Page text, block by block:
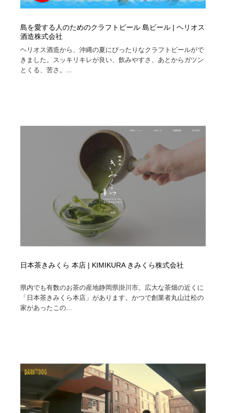
島を愛する人のためのクラフトビール 島ビール | ヘリオス
酒造株式会社
ヘリオス酒造から、沖縄の夏にぴったりなクラフトビールがで
きました。スッキリキレが良い、飲みやすさ、あとからガツン
とくる、苦さ。...
日本茶きみくら 本店 | KIMIKURA きみくら株式会社
県内でも有数のお茶の産地静岡県掛川市。広大な茶畑の近くに
「日本茶きみくら本店」があります。かつで創業者丸山辻松の
家があったこの...